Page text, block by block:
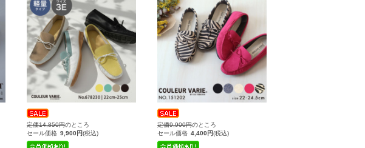
定価14,850円のところ
セール価格 9,900円(税込)
定価9,900円のところ
セール価格 4,400円(税込)